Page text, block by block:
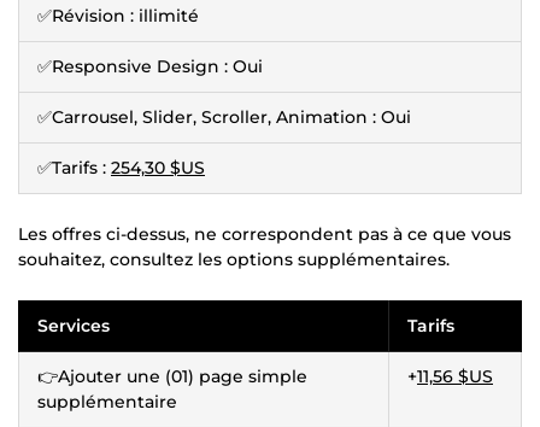
✅Révision : illimité
✅Responsive Design : Oui
✅Carrousel, Slider, Scroller, Animation : Oui
✅Tarifs : 254,30 $US
Les offres ci-dessus, ne correspondent pas à ce que vous
souhaitez, consultez les options supplémentaires.
Services Tarifs
👉Ajouter une (01) page simple
supplémentaire
+11,56 $US